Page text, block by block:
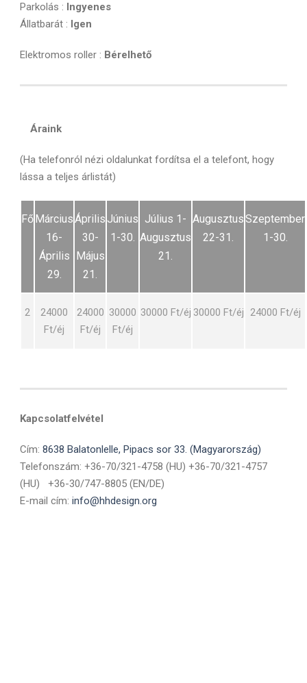
Parkolás : Ingyenes
Állatbarát : Igen
Elektromos roller : Bérelhető
Áraink
(Ha telefonról nézi oldalunkat fordítsa el a telefont, hogy
lássa a teljes árlistát)
FőMárcius
16-
Április
29.
Április
30-
Május
21.
Június
1-30.
Július 1-
Augusztus
21.
Augusztus
22-31.
Szeptember
1-30.
2
24000
Ft/éj
24000
Ft/éj
30000
Ft/éj
30000 Ft/éj 30000 Ft/éj 24000 Ft/éj
Kapcsolatfelvétel
Cím: 8638 Balatonlelle, Pipacs sor 33. (Magyarország)
Telefonszám: +36-70/321-4758 (HU) +36-70/321-4757
(HU) +36-30/747-8805 (EN/DE)
E-mail cím: info@hhdesign.org